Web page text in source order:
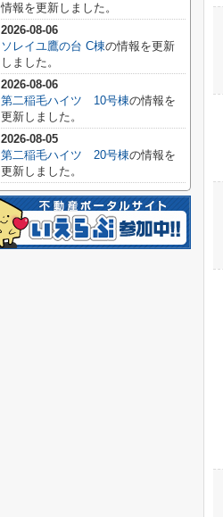
情報を更新しました。
2026-08-06
ソレイユ鷹の台 C棟の情報を更新
しました。
2026-08-06
第二稲毛ハイツ 10号棟の情報を
更新しました。
2026-08-05
第二稲毛ハイツ 20号棟の情報を
更新しました。